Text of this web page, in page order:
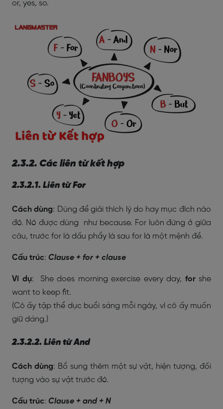
or, yes, so.
2.3.2. Các liên từ kết hợp
2.3.2.1. Liên từ For
Cách dùng: Dùng để giải thích lý do hay mục đích nào
đó. Nó được dùng như because. For luôn đứng ở giữa
câu, trước for là dấu phẩy là sau for là một mệnh đề.
Cấu trúc: Clause + for + clause
Ví dụ: She does morning exercise every day, for she
want to keep fit.
(Cô ấy tập thể dục buổi sáng mỗi ngày, vì cô ấy muốn
giữ dáng.)
2.3.2.2. Liên từ And
Cách dùng: Bổ sung thêm một sự vật, hiện tượng, đối
tượng vào sự vật trước đó.
Cấu trúc: Clause + and + N